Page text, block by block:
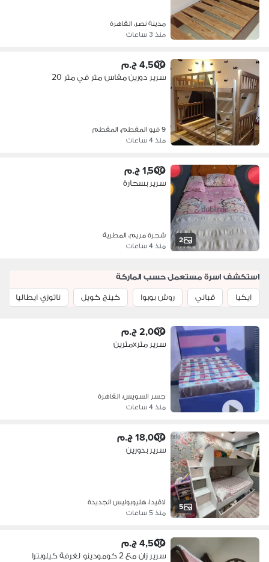
مدينة نصر، القاهرة
منذ 3 ساعات
4,500 ج.م
سرير دورين مقاس متر في متر 20
9 فيو المقطم، المقطم
منذ 4 ساعات
2
1,500 ج.م
سرير بسحارة
شجرة مريم، المطرية
منذ 4 ساعات
استكشف اسرة مستعمل حسب الماركة
ايكيا
قباني روش بوبوا كينج كويل ناتوزي ايطاليا
2,000 ج.م
سرير مترxمترين
جسر السويس، القاهرة
منذ 4 ساعات
5
18,000 ج.م
سرير بدورين
لاڤيدا، هليوبوليس الجديدة
منذ 5 ساعات
4,500 ج.م
سرير زان مع 2 كومودينو لغرفة كيلوبترا